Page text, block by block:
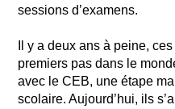
sessions d’examens.
Il y a deux ans à peine,
premiers pas dans le
avec le CEB, une étape
scolaire. Aujourd’hui, ils